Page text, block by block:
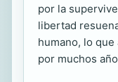
por la
libertad
humano, lo
por muchos